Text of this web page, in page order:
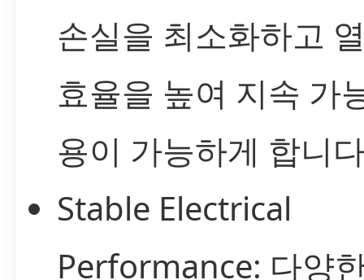
손실을 최소화하고
효율을 높여 지속 가
용이 가능하게 합니
Stable Electrical
Performance: 다양